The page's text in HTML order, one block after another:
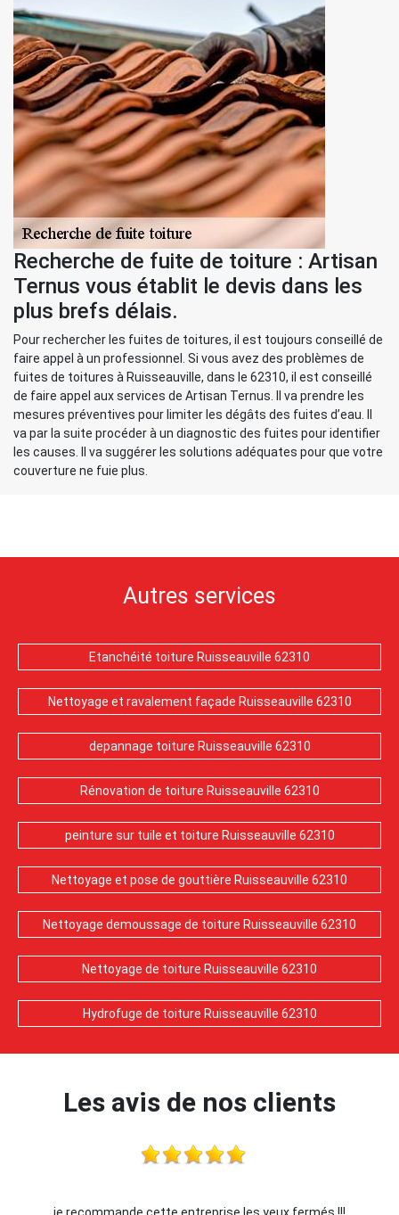
Recherche de fuite de toiture : Artisan
Ternus vous établit le devis dans les
plus brefs délais.
Pour rechercher les fuites de toitures, il est toujours conseillé de
faire appel à un professionnel. Si vous avez des problèmes de
fuites de toitures à Ruisseauville, dans le 62310, il est conseillé
de faire appel aux services de Artisan Ternus. Il va prendre les
mesures préventives pour limiter les dégâts des fuites d’eau. Il
va par la suite procéder à un diagnostic des fuites pour identifier
les causes. Il va suggérer les solutions adéquates pour que votre
couverture ne fuie plus.
Autres services
Etanchéité toiture Ruisseauville 62310
Nettoyage et ravalement façade Ruisseauville 62310
depannage toiture Ruisseauville 62310
Rénovation de toiture Ruisseauville 62310
peinture sur tuile et toiture Ruisseauville 62310
Nettoyage et pose de gouttière Ruisseauville 62310
Nettoyage demoussage de toiture Ruisseauville 62310
Nettoyage de toiture Ruisseauville 62310
Hydrofuge de toiture Ruisseauville 62310
Les avis de nos clients